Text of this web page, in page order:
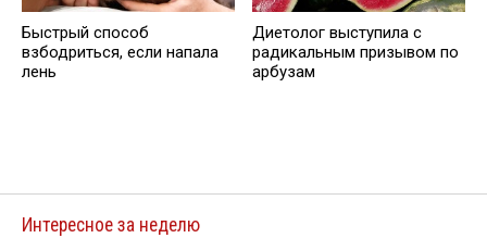
Быстрый способ
взбодриться, если напала
лень
Диетолог выступила с
радикальным призывом по
арбузам
Интересное за неделю